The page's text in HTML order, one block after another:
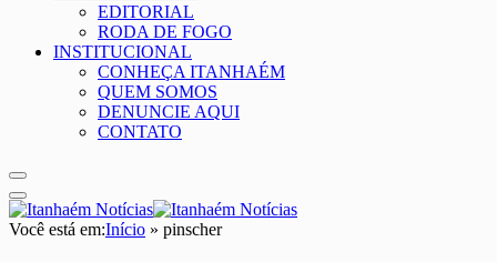
EDITORIAL
RODA DE FOGO
INSTITUCIONAL
CONHEÇA ITANHAÉM
QUEM SOMOS
DENUNCIE AQUI
CONTATO
Você está em:Início » pinscher